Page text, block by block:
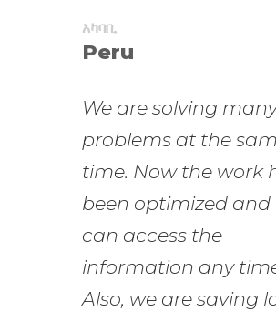
አካባቢ
Peru
We are solving
problems at the
time. Now the work
been optimized and
can access the
information any
Also, we are saving